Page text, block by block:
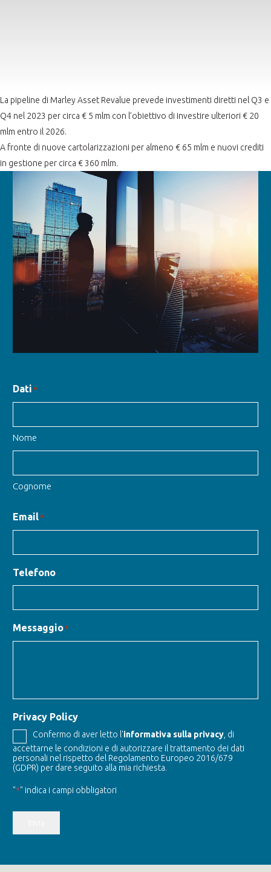
La pipeline di Marley Asset Revalue prevede investimenti diretti nel Q3 e
Q4 nel 2023 per circa € 5 mlm con l’obiettivo di investire ulteriori € 20
mlm entro il 2026.
A fronte di nuove cartolarizzazioni per almeno € 65 mlm e nuovi crediti
in gestione per circa € 360 mlm.
Dati *
Nome
Cognome
Email*
Telefono
Messaggio*
Privacy Policy
Confermo di aver letto l'informativa sulla privacy , di
accettarne le condizioni e di autorizzare il trattamento dei dati
personali nel rispetto del Regolamento Europeo 2016/679
(GDPR) per dare seguito alla mia richiesta.
"*" indica i campi obbligatori